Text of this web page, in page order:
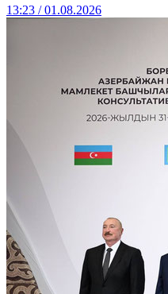
13:23 / 01.08.2026